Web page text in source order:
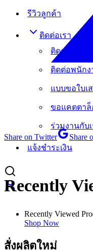
รีวิวลูกค้า
ติดต่อเรา
ติดต่อสาขา
ติดต่อพนัก
แบบขอใบเ
ขอแคตตา
ร่วมงานกับ
แจ้งชำระเงิน
Share on Twitter Share
Recently
Recently Viewed
Shop Now
สั่งผลิตใหม่